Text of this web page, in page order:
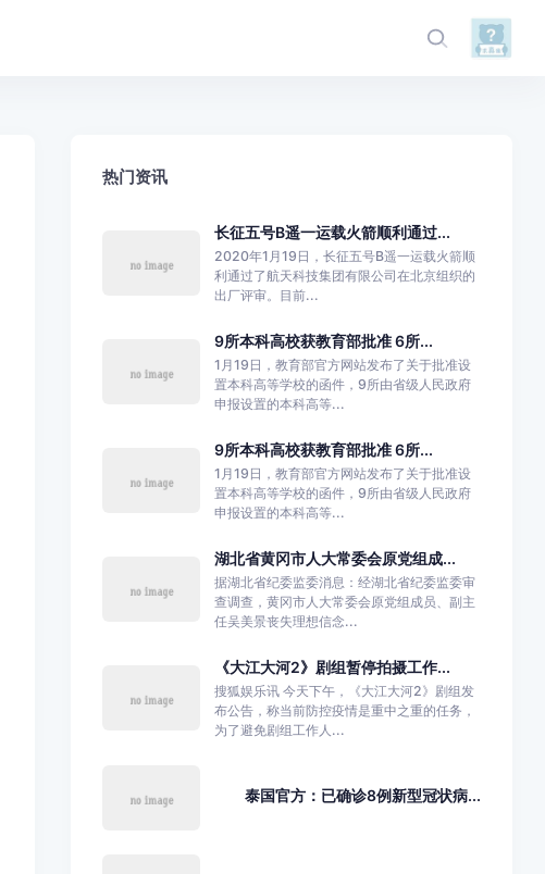
热门资讯
长征五号B遥一运载火箭顺利通过...
2020年1月19日，长征五号B遥一运载火箭顺
利通过了航天科技集团有限公司在北京组织的
出厂评审。目前...
9所本科高校获教育部批准 6所...
1月19日，教育部官方网站发布了关于批准设
置本科高等学校的函件，9所由省级人民政府
申报设置的本科高等...
9所本科高校获教育部批准 6所...
1月19日，教育部官方网站发布了关于批准设
置本科高等学校的函件，9所由省级人民政府
申报设置的本科高等...
湖北省黄冈市人大常委会原党组成...
据湖北省纪委监委消息：经湖北省纪委监委审
查调查，黄冈市人大常委会原党组成员、副主
任吴美景丧失理想信念...
《大江大河2》剧组暂停拍摄工作...
搜狐娱乐讯 今天下午，《大江大河2》剧组发
布公告，称当前防控疫情是重中之重的任务，
为了避免剧组工作人...
泰国官方：已确诊8例新型冠状病...